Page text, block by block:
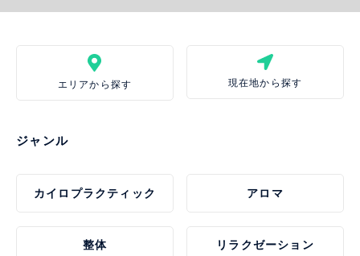
エリアから探す 現在地から探す
ジャンル
カイロプラクティック アロマ
整体 リラクゼーション